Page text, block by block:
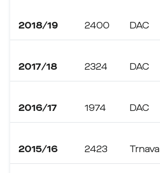
2018/19 2400 DAC
2017/18 2324 DAC
2016/17 1974 DAC
2015/16 2423 Trnava